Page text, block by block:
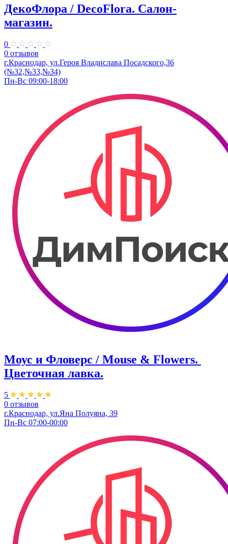
ДекоФлора / DecoFlora. ​Салон-
магазин.
0
0 отзывов
г.Краснодар, ул.Героя Владислава Посадского,36
(№32,№33,№34)
Пн-Вс 09:00-18:00
Моус и Фловерс / Mouse & Flowers. ​
Цветочная лавка.
5
0 отзывов
г.Краснодар, ул.Яна Полуяна, 39
Пн-Вс 07:00-00:00